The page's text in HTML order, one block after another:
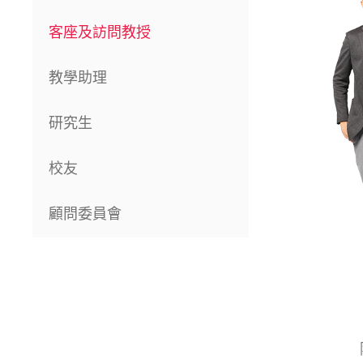
客座及訪問教授
教學助理
研究生
校友
顧問委員會